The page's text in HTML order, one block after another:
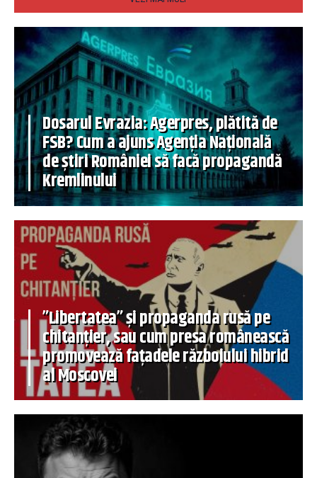
Dosarul Evrazia: Agerpres, plătită de
FSB? Cum a ajuns Agenția Națională
de știri României să facă propagandă
Kremlinului
”Libertatea” și propaganda rusă pe
chitanțier, sau cum presa românească
promovează fațadele războiului hibrid
al Moscovei